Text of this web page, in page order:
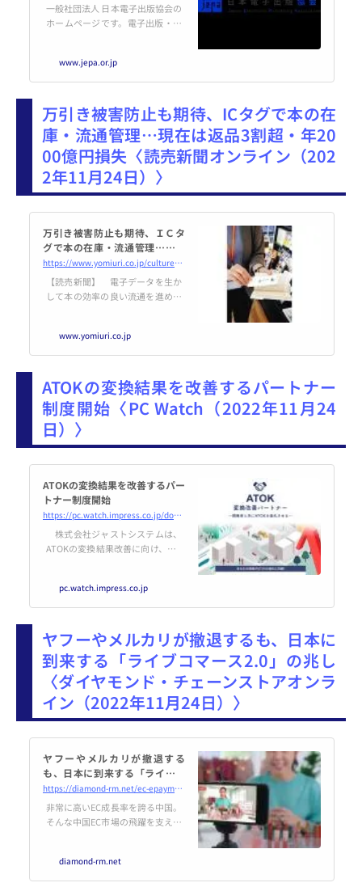
一般社団法人 日本電子出版協会の
ホームページです。電子出版・編
電子出版とは、会員限定情報など
配信しています。
www.jepa.or.jp
万引き被害防止も期待、ICタグで本の在
庫・流通管理…現在は返品3割超・年20
00億円損失〈読売新聞オンライン（202
2年11月24日）〉
万引き被害防止も期待、ＩＣタ
グで本の在庫・流通管理…現在
は返品３割超・年２０００億円
損失
https://www.yomiuri.co.jp/culture/20221124-OYT1T50180/
【読売新聞】 電子データを生か
して本の効率の良い流通を進める
が出版界で進んでいる。来夏には
国内の書店数店舗で実証実験が始
せた本の供給や、万引き
www.yomiuri.co.jp
ATOKの変換結果を改善するパートナー
制度開始〈PC Watch（2022年11月24
日）〉
ATOKの変換結果を改善するパー
トナー制度開始
https://pc.watch.impress.co.jp/docs/news/1458158.html
株式会社ジャストシステムは、
ATOKの変換結果改善に向け、「A
制度」を開始する。
pc.watch.impress.co.jp
ヤフーやメルカリが撤退するも、日本に
到来する「ライブコマース2.0」の兆し
〈ダイヤモンド・チェーンストアオンラ
イン（2022年11月24日）〉
ヤフーやメルカリが撤退する
も、日本に到来する「ライブコ
マース2.0」の兆し _小売・流通
業界 ニュースサイト【ダイヤモ
ンド・チェーンストアオンライ
ン】
https://diamond-rm.net/ec-epayment/247863/
非常に高いEC成長率を誇る中国。
そんな中国EC市場の飛躍を支え、
通して商品販売を行う「ライブコ
マース」です。まだまだ日本では
diamond-rm.net